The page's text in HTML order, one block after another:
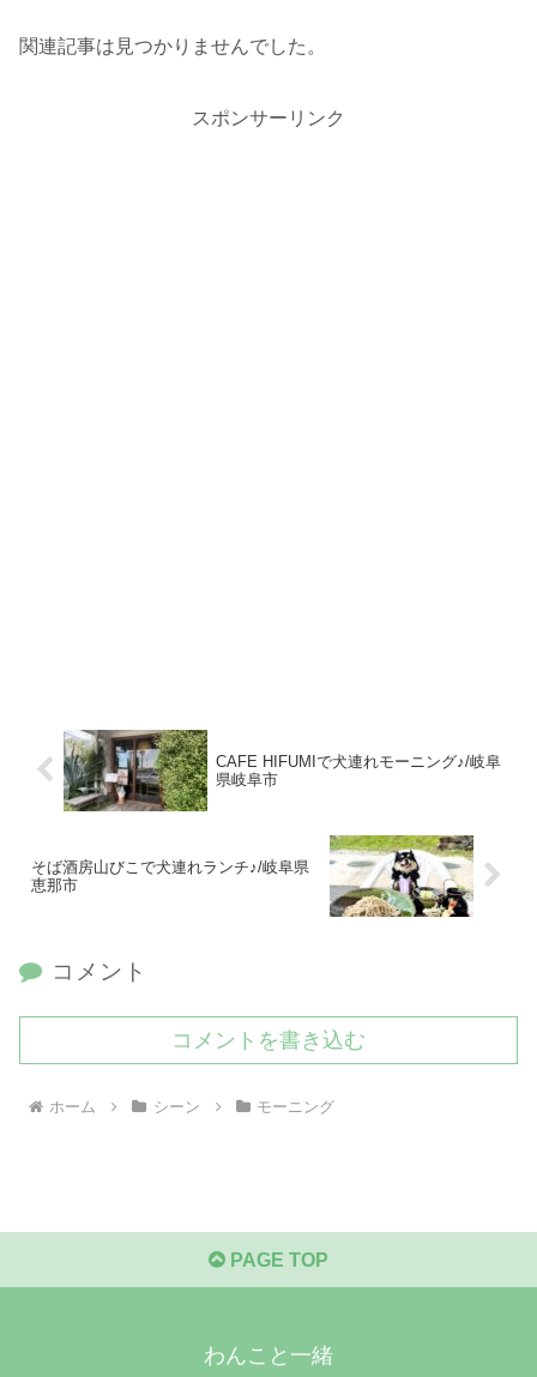
関連記事は見つかりませんでした。
スポンサーリンク
CAFE HIFUMIで犬連れモーニング♪/岐阜
県岐阜市
そば酒房山びこで犬連れランチ♪/岐阜県
恵那市
コメント
コメントを書き込む
ホーム シーン モーニング
PAGE TOP
わんこと一緒